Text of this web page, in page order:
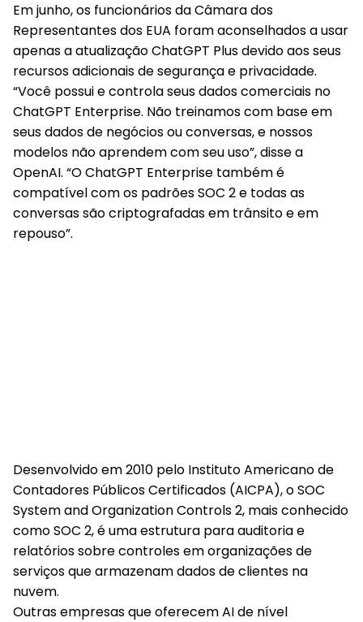
Em junho, os funcionários da Câmara dos
Representantes dos EUA foram aconselhados a usar
apenas a atualização ChatGPT Plus devido aos seus
recursos adicionais de segurança e privacidade.
“Você possui e controla seus dados comerciais no
ChatGPT Enterprise. Não treinamos com base em
seus dados de negócios ou conversas, e nossos
modelos não aprendem com seu uso”, disse a
OpenAI. “O ChatGPT Enterprise também é
compatível com os padrões SOC 2 e todas as
conversas são criptografadas em trânsito e em
repouso”.
Desenvolvido em 2010 pelo Instituto Americano de
Contadores Públicos Certificados (AICPA), o SOC
System and Organization Controls 2, mais conhecido
como SOC 2, é uma estrutura para auditoria e
relatórios sobre controles em organizações de
serviços que armazenam dados de clientes na
nuvem.
Outras empresas que oferecem AI de nível